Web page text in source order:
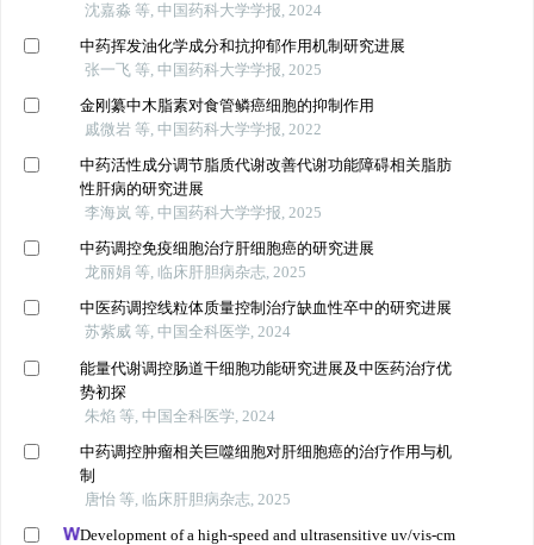
沈嘉淼 等, 中国药科大学学报, 2024
中药挥发油化学成分和抗抑郁作用机制研究进展
张一飞 等, 中国药科大学学报, 2025
金刚纂中木脂素对食管鳞癌细胞的抑制作用
戚微岩 等, 中国药科大学学报, 2022
中药活性成分调节脂质代谢改善代谢功能障碍相关脂肪
性肝病的研究进展
李海岚 等, 中国药科大学学报, 2025
中药调控免疫细胞治疗肝细胞癌的研究进展
龙丽娟 等, 临床肝胆病杂志, 2025
中医药调控线粒体质量控制治疗缺血性卒中的研究进展
苏紫威 等, 中国全科医学, 2024
能量代谢调控肠道干细胞功能研究进展及中医药治疗优
势初探
朱焰 等, 中国全科医学, 2024
中药调控肿瘤相关巨噬细胞对肝细胞癌的治疗作用与机
制
唐怡 等, 临床肝胆病杂志, 2025
Development of a high-speed and ultrasensitive uv/vis-cm